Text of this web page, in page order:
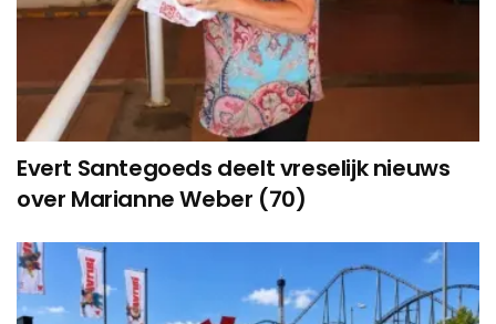
Evert Santegoeds deelt vreselijk nieuws
over Marianne Weber (70)